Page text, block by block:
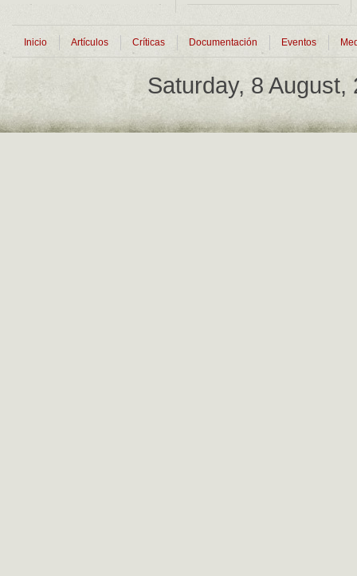
Inicio Artículos Críticas Documentación Eventos
Saturday, 8